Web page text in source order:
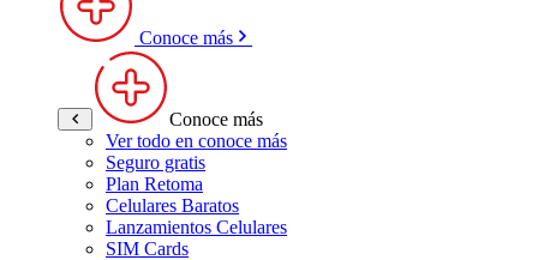
Conoce más
Conoce más
Ver todo en conoce más
Seguro gratis
Plan Retoma
Celulares Baratos
Lanzamientos Celulares
SIM Cards